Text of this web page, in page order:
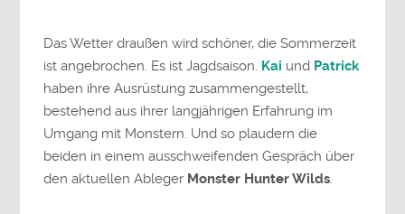
Das Wetter draußen wird schöner, die Sommerzeit
ist angebrochen. Es ist Jagdsaison. Kai und Patrick
haben ihre Ausrüstung zusammengestellt,
bestehend aus ihrer langjährigen Erfahrung im
Umgang mit Monstern. Und so plaudern die
beiden in einem ausschweifenden Gespräch über
den aktuellen Ableger Monster Hunter Wilds.